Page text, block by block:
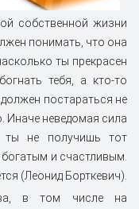
собственной жизни
понимать, что она
ты прекрасен
тебя, а кто-то
постараться не
Иначе неведомая сила
ты не получишь тот
и счастливым.
(Леонид Борткевич).
в том числе на